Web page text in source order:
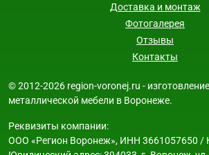
Доставка и монтаж
Фотогалерея
Отзывы
Контакты
© 2012-2026 region-voronej.ru -
металлической мебели в Воронеже.
Реквизиты компании:
ООО «Регион Воронеж», ИНН 3661057650 /